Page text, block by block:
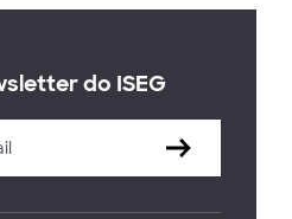
do ISEG